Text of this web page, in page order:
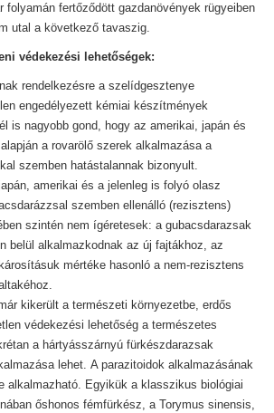
folyamán fertőződött gazdanövények rügyeiben
utal a következő tavaszig.
védekezési lehetőségek:
rendelkezésre a szelídgesztenye
engedélyezett kémiai készítmények
is nagyobb gond, hogy az amerikai, japán és
a rovarölő szerek alkalmazása a
szemben hatástalannak bizonyult.
amerikai és a jelenleg is folyó olasz
szemben ellenálló (rezisztens)
szintén nem ígéretesek: a gubacsdarazsak
belül alkalmazkodnak az új fajtákhoz, az
mértéke hasonló a nem-rezisztens
kikerült a természeti környezetbe, erdős
védekezési lehetőség a természetes
a hártyásszárnyú fürkészdarazsak
lehet. A parazitoidok alkalmazásának
alkalmazható. Egyikük a klasszikus biológiai
őshonos fémfürkész, a Torymus sinensis,